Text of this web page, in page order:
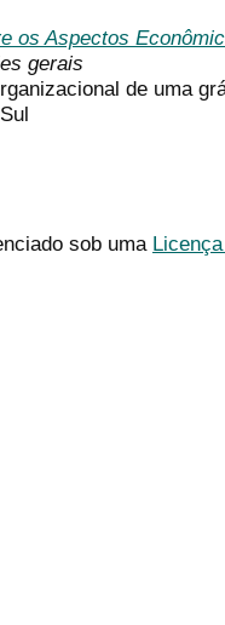
os Aspectos
gerais
de uma
sob uma